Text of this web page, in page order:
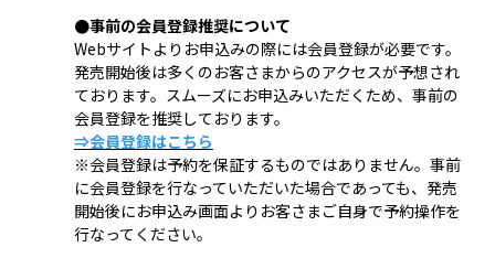
●事前の会員登録推奨について
Webサイトよりお申込みの際には会員登録が必要です。
発売開始後は多くのお客さまからのアクセスが予想され
ております。スムーズにお申込みいただくため、事前の
会員登録を推奨しております。
⇒会員登録はこちら
※会員登録は予約を保証するものではありません。事前
に会員登録を行なっていただいた場合であっても、発売
開始後にお申込み画面よりお客さまご自身で予約操作を
行なってください。